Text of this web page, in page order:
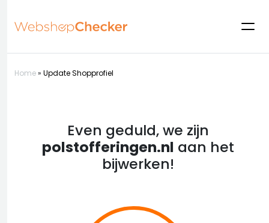
Home» Update Shopprofiel
Even geduld, we zijn
polstofferingen.nl aan het
bijwerken!